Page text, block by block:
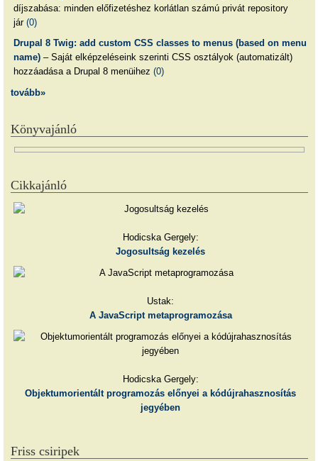
díjszabása: minden előfizetéshez korlátlan számú privát repository
jár (0)
Drupal 8 Twig: add custom CSS classes to menus (based on menu
name)– Saját elképzeléseink szerinti CSS osztályok (automatizált)
hozzáadása a Drupal 8 menüihez (0)
tovább»
Könyvajánló
Cikkajánló
Hodicska Gergely:
Jogosultság kezelés
Ustak:
A JavaScript metaprogramozása
Hodicska Gergely:
Objektumorientált programozás előnyei a kódújrahasznosítás
jegyében
Friss csiripek